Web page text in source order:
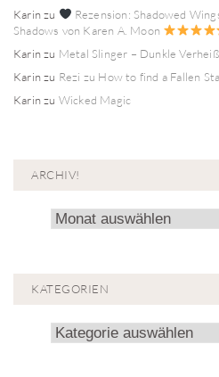
Karinzu
Rezension: Shadowed
Shadows von Karen A. Moon
Karinzu Metal Slinger – Dunkle
Karinzu Rezi zu How to find a Fallen
Karinzu Wicked Magic
ARCHIV!
Archiv!
KATEGORIEN
Kategorien